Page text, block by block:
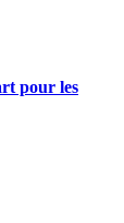
pour les